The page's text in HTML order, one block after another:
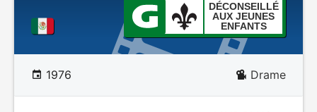
DÉCONSEILLÉ
AUX JEUNES
ENFANTS
1976 Drame